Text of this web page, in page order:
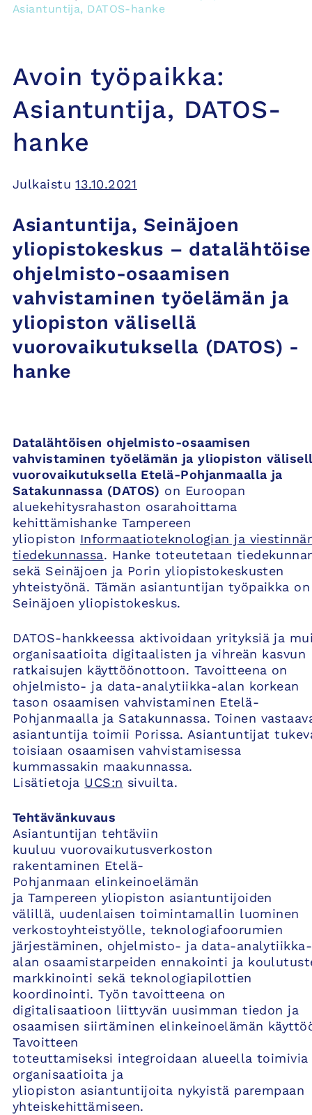
Asiantuntija, DATOS-hanke
Avoin työpaikka:
Asiantuntija, DATOS-
hanke
Julkaistu13.10.2021
Asiantuntija, Seinäjoen
yliopistokeskus –
ohjelmisto-osaamisen
vahvistaminen työelämän ja
yliopiston välisellä
vuorovaikutuksella (DATOS) -
hanke
Datalähtöisen ohjelmisto-osaamisen
vahvistaminen työelämän ja yliopiston
vuorovaikutuksella Etelä-Pohjanmaalla ja
Satakunnassa (DATOS) on Euroopan
aluekehitysrahaston osarahoittama
kehittämishanke Tampereen
yliopiston Informaatioteknologian ja
tiedekunnassa. Hanke toteutetaan
sekä Seinäjoen ja Porin yliopistokeskusten
yhteistyönä. Tämän asiantuntijan työpaikka on
Seinäjoen yliopistokeskus.
DATOS-hankkeessa aktivoidaan yrityksiä ja
organisaatioita digitaalisten ja vihreän kasvun
ratkaisujen käyttöönottoon. Tavoitteena on
ohjelmisto- ja data-analytiikka-alan korkean
tason osaamisen vahvistaminen Etelä-
Pohjanmaalla ja Satakunnassa. Toinen
asiantuntija toimii Porissa. Asiantuntijat
toisiaan osaamisen vahvistamisessa
kummassakin maakunnassa.
Lisätietoja UCS:n sivuilta.
Tehtävänkuvaus
Asiantuntijan tehtäviin
kuuluu vuorovaikutusverkoston
rakentaminen Etelä-
Pohjanmaan elinkeinoelämän
ja Tampereen yliopiston asiantuntijoiden
välillä, uudenlaisen toimintamallin luominen
verkostoyhteistyölle, teknologiafoorumien
järjestäminen, ohjelmisto- ja data-analytiikka-
alan osaamistarpeiden ennakointi ja
markkinointi sekä teknologiapilottien
koordinointi. Työn tavoitteena on
digitalisaatioon liittyvän uusimman tiedon ja
osaamisen siirtäminen elinkeinoelämän
Tavoitteen
toteuttamiseksi integroidaan alueella toimivia
organisaatioita ja
yliopiston asiantuntijoita nykyistä parempaan
yhteiskehittämiseen.